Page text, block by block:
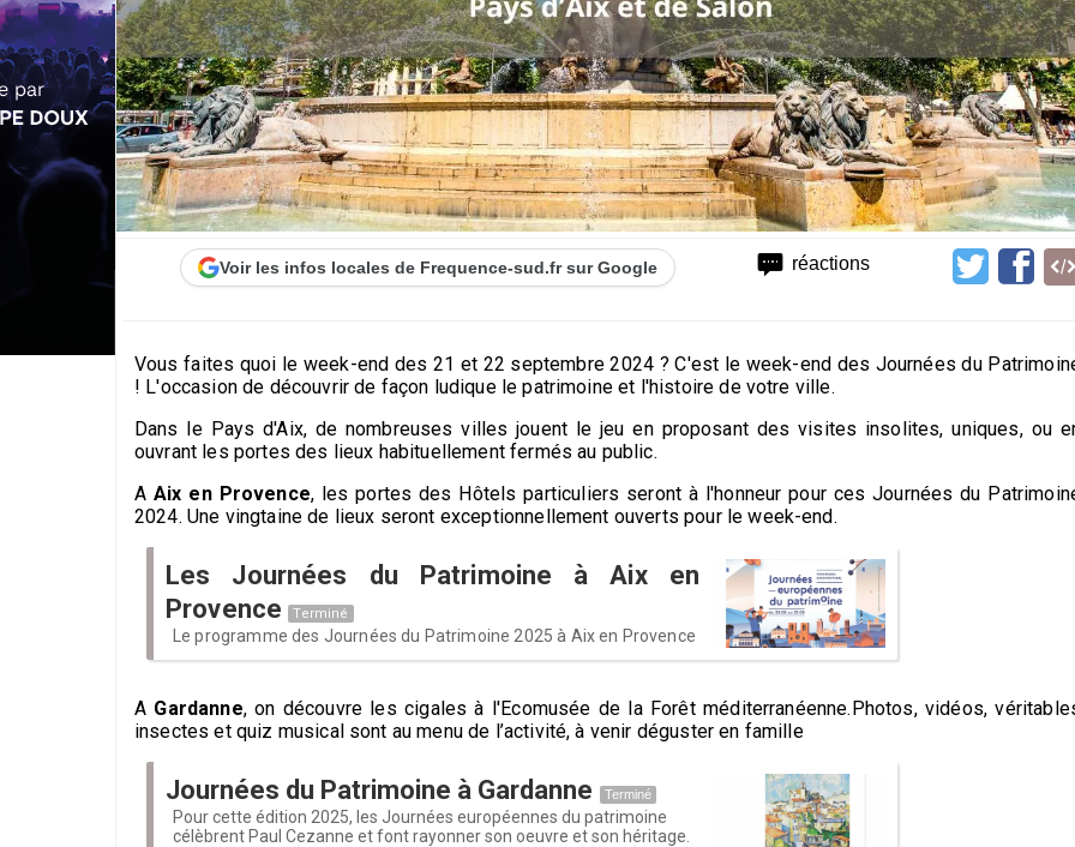
réactions
Voir les infos locales de Frequence-sud.fr sur Google
Vous faites quoi le week-end des 21 et 22 septembre 2024 ? C'est le week-end des Journées du
! L'occasion de découvrir de façon ludique le patrimoine et l'histoire de votre ville.
Dans le Pays d'Aix, de nombreuses villes jouent le jeu en proposant des visites insolites, uniques, ou
ouvrant les portes des lieux habituellement fermés au public.
AAix en Provence, les portes des Hôtels particuliers seront à l'honneur pour ces Journées du
2024. Une vingtaine de lieux seront exceptionnellement ouverts pour le week-end.
Les Journées du Patrimoine à Aix en
Provence
Terminé
Le programme des Journées du Patrimoine 2025 à Aix en Provence
A Gardanne, on découvre les cigales à l'Ecomusée de la Forêt méditerranéenne.Photos, vidéos,
insectes et quiz musical sont au menu de l’activité, à venir déguster en famille
Journées du Patrimoine à Gardanne Terminé
Pour cette édition 2025, les Journées européennes du patrimoine
célèbrent Paul Cezanne et font rayonner son oeuvre et son héritage.